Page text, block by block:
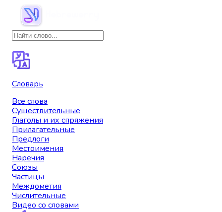
Словарь
Все слова
Существительные
Глаголы и их спряжения
Прилагательные
Предлоги
Местоимения
Наречия
Союзы
Частицы
Междометия
Числительные
Видео со словами